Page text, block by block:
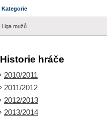
Kategorie
Liga mužů
Historie hráče
2010/2011
2011/2012
2012/2013
2013/2014